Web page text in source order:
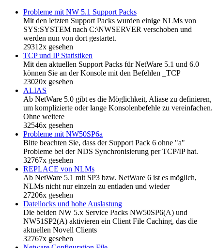
Probleme mit NW 5.1 Support Packs
Mit den letzten Support Packs wurden einige NLMs von
SYS:SYSTEM nach C:\NWSERVER verschoben und
werden nun von dort gestartet.
29312x gesehen
TCP und IP Statistiken
Mit den aktuellen Support Packs für NetWare 5.1 und 6.0
können Sie an der Konsole mit den Befehlen _TCP
23020x gesehen
ALIAS
Ab NetWare 5.0 gibt es die Möglichkeit, Aliase zu definieren,
um komplizierte oder lange Konsolenbefehle zu vereinfachen.
Ohne weitere
32546x gesehen
Probleme mit NW50SP6a
Bitte beachten Sie, dass der Support Pack 6 ohne "a"
Probleme bei der NDS Synchronisierung per TCP/IP hat.
32767x gesehen
REPLACE von NLMs
Ab NetWare 5.1 mit SP3 bzw. NetWare 6 ist es möglich,
NLMs nicht nur einzeln zu entladen und wieder
27206x gesehen
Dateilocks und hohe Auslastung
Die beiden NW 5.x Service Packs NW50SP6(A) und
NW51SP2(A) aktivieren ein Client File Caching, das die
aktuellen Novell Clients
32767x gesehen